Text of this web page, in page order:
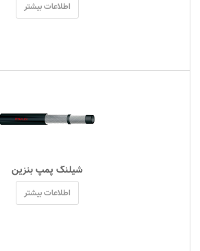
اطلاعات بیشتر
شیلنگ پمپ بنزین
اطلاعات بیشتر